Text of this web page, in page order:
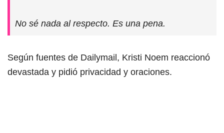
No sé nada al respecto. Es una pena.
Según fuentes de Dailymail, Kristi Noem reaccionó
devastada y pidió privacidad y oraciones.